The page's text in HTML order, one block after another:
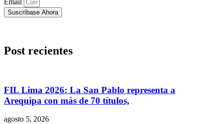
Email
Suscríbase Ahora
Post recientes
FIL Lima 2026: La San Pablo representa a
Arequipa con más de 70 títulos,
agosto 5, 2026